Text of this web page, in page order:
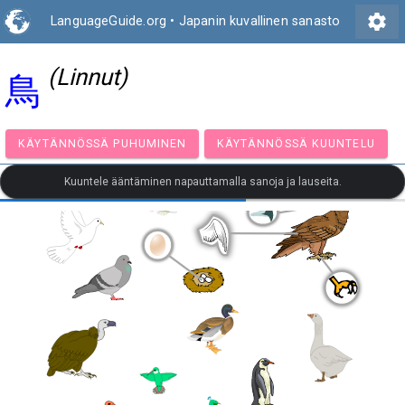
LanguageGuide.org • Japanin kuvallinen sanasto settings
鳥 (Linnut)
KÄYTÄNNÖSSÄ PUHUMINEN KÄYTÄNNÖSSÄ
Kuuntele ääntäminen napauttamalla sanoja ja lauseita.